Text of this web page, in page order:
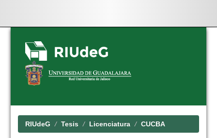
Skip
navigation
RIUdeG Tesis Licenciatura CUCBA